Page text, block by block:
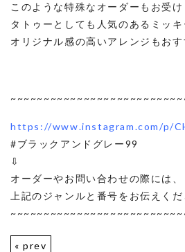
このような特殊なオーダーもお受け
タトゥーとしても人気のあるミッ
オリジナル感の高いアレンジもおす
https://www.instagram.com/p/
#ブラックアンドグレー99
⇩
オーダーやお問い合わせの際には、
上記のジャンルと番号をお伝えくだ
« prev